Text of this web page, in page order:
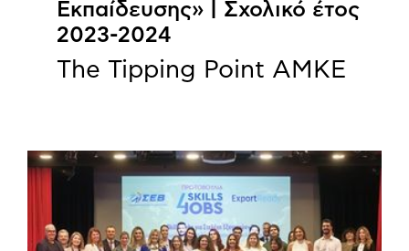
Εκπαίδευσης» | Σχολικό έτος
2023-2024
The Tipping Point ΑΜΚΕ